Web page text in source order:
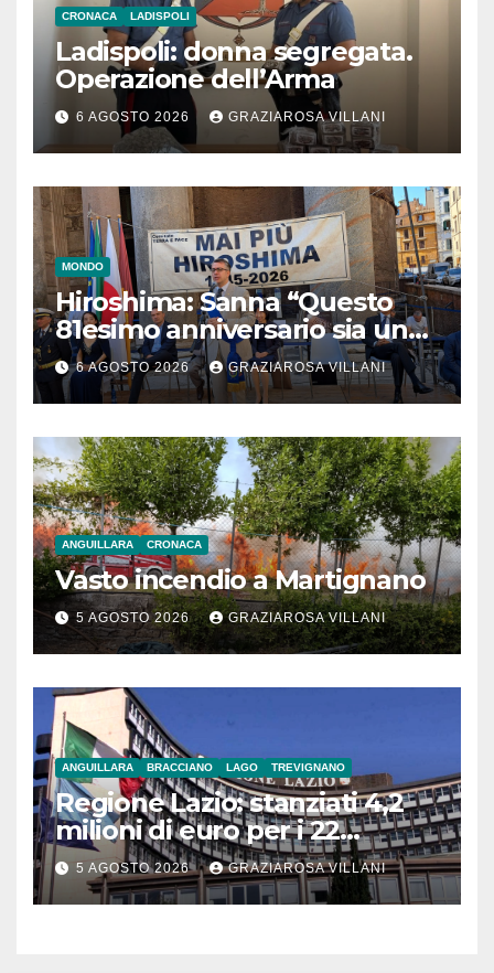
CRONACA LADISPOLI
Ladispoli: donna segregata.
Operazione dell’Arma
6 AGOSTO 2026 GRAZIAROSA VILLANI
MONDO
Hiroshima: Sanna “Questo
81esimo anniversario sia un
monito per tutti”
6 AGOSTO 2026 GRAZIAROSA VILLANI
ANGUILLARA CRONACA
Vasto incendio a Martignano
5 AGOSTO 2026 GRAZIAROSA VILLANI
ANGUILLARA BRACCIANO LAGO TREVIGNANO
Regione Lazio: stanziati 4,2
milioni di euro per i 22
Comuni dell’Etruria
Meridionale
5 AGOSTO 2026 GRAZIAROSA VILLANI